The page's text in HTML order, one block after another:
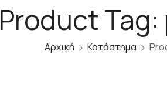
Product
Αρχική Κατάστημα